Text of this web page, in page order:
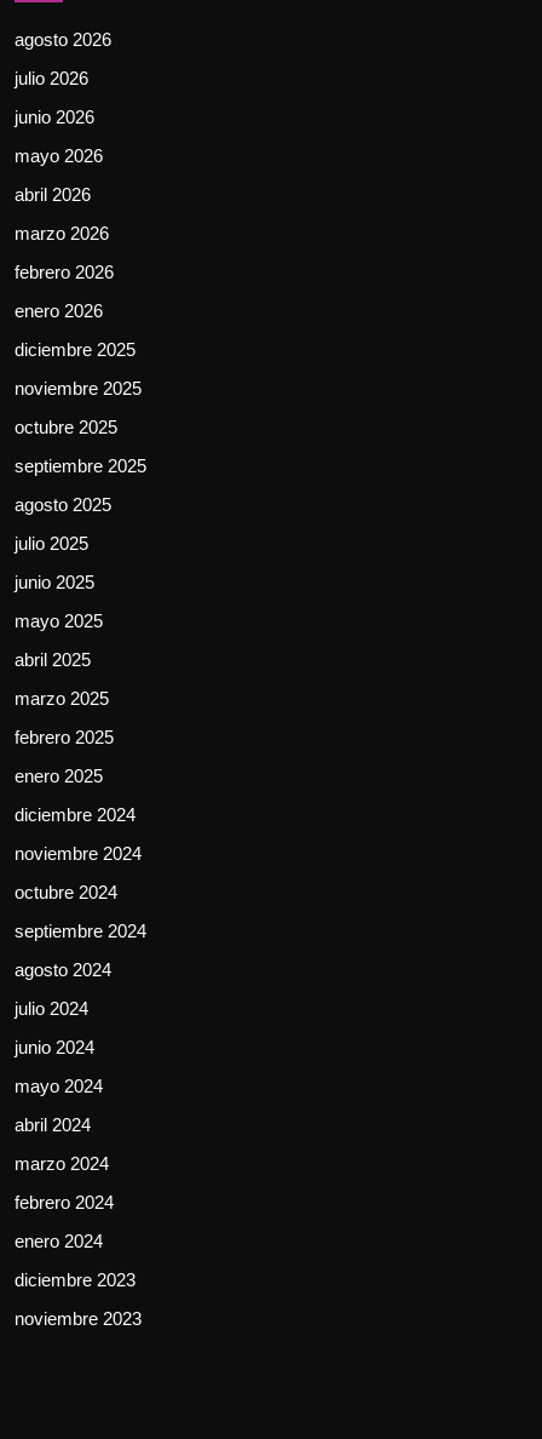
agosto 2026
julio 2026
junio 2026
mayo 2026
abril 2026
marzo 2026
febrero 2026
enero 2026
diciembre 2025
noviembre 2025
octubre 2025
septiembre 2025
agosto 2025
julio 2025
junio 2025
mayo 2025
abril 2025
marzo 2025
febrero 2025
enero 2025
diciembre 2024
noviembre 2024
octubre 2024
septiembre 2024
agosto 2024
julio 2024
junio 2024
mayo 2024
abril 2024
marzo 2024
febrero 2024
enero 2024
diciembre 2023
noviembre 2023